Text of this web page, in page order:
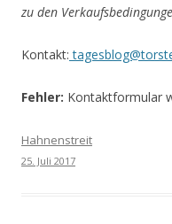
zu den
Kontakt:
Fehler: Kontaktformular
Hahnenstreit
25. Juli 2017